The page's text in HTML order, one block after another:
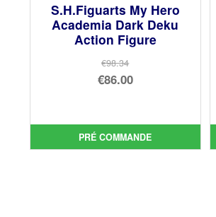
S.H.Figuarts My Hero
Academia Dark Deku
Action Figure
€98.34
Le
était :
€98.34.
€86.00
actuel
est :
PRÉ COMMANDE